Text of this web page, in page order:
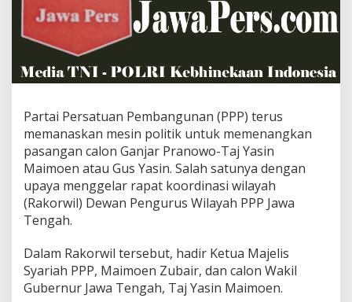
e
n
a
g
k
D
u
e
t
G
a
n
r
d
a
n
Partai Persatuan Pembangunan (PPP) terus
memanaskan mesin politik untuk memenangkan
pasangan calon Ganjar Pranowo-Taj Yasin
Maimoen atau Gus Yasin. Salah satunya dengan
upaya menggelar rapat koordinasi wilayah
(Rakorwil) Dewan Pengurus Wilayah PPP Jawa
Tengah.
Dalam Rakorwil tersebut, hadir Ketua Majelis
Syariah PPP, Maimoen Zubair, dan calon Wakil
Gubernur Jawa Tengah, Taj Yasin Maimoen.